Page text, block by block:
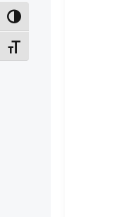
UMSCHALTEN AUF
SCHRIFT